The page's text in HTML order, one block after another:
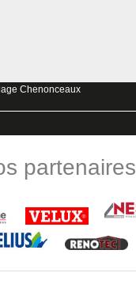
Chenonceaux
partenaires